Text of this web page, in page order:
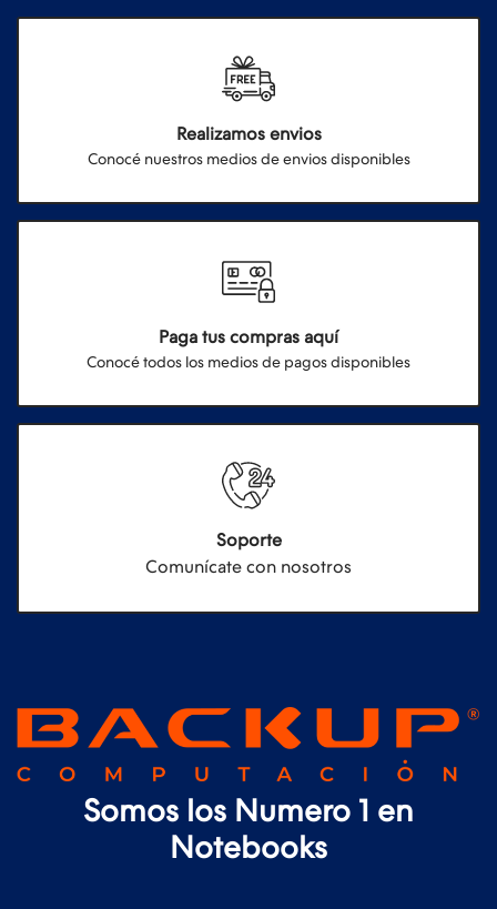
Realizamos envios
Conocé nuestros medios de envios disponibles
Paga tus compras aquí
Conocé todos los medios de pagos disponibles
Soporte
Comunícate con nosotros
Somos los Numero 1 en
Notebooks